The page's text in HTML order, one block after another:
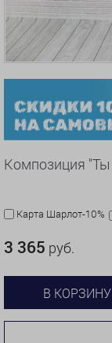
Композиция
Карта Шарлот-10%
3 365 руб.
В КОРЗИНУ